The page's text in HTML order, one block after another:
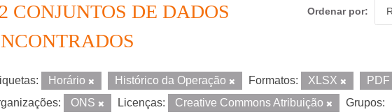
Ordenar por
CONJUNTOS DE DADOS
Horário Histórico da Operação Formatos: XLSX PDF
ONS Licenças: Creative Commons Atribuição
Grupos: